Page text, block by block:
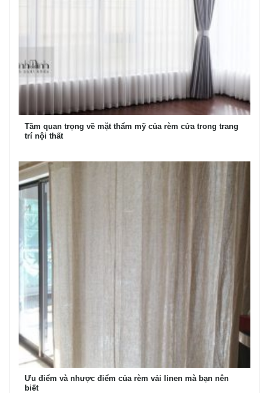
Tầm quan trọng về mặt thẩm mỹ của rèm cửa trong trang
trí nội thất
Ưu điểm và nhược điểm của rèm vải linen mà bạn nên
biết